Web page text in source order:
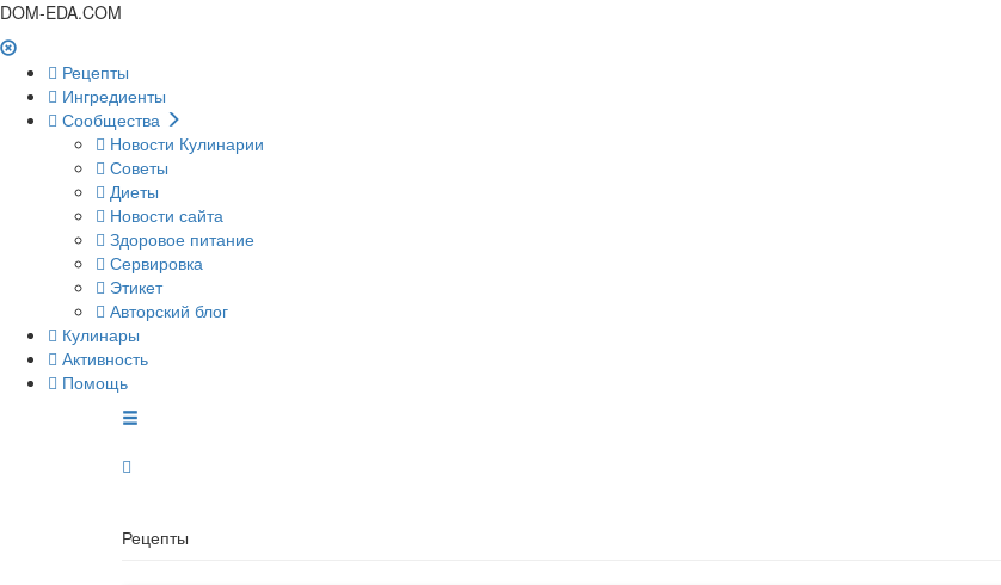
DOM-EDA.COM
Рецепты
Ингредиенты
Сообщества
Новости Кулинарии
Советы
Диеты
Новости сайта
Здоровое питание
Сервировка
Этикет
Авторский блог
Кулинары
Активность
Помощь
Рецепты